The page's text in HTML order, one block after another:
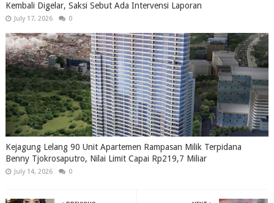
Kembali Digelar, Saksi Sebut Ada Intervensi Laporan
July 17, 2026 0
Kejagung Lelang 90 Unit Apartemen Rampasan Milik Terpidana
Benny Tjokrosaputro, Nilai Limit Capai Rp219,7 Miliar
July 14, 2026 0